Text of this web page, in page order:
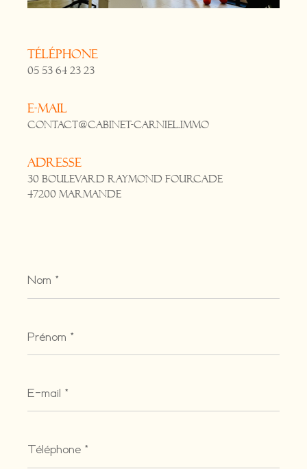
Téléphone
05 53 64 23 23
E-mail
contact@cabinet-carniel.immo
Adresse
30 Boulevard Raymond Fourcade
47200 Marmande
*
*
mail
*
*